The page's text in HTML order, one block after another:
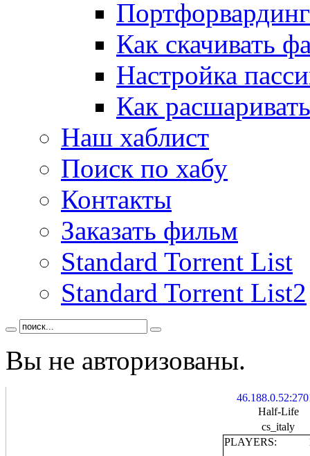
Портфорвардинг
Как скачивать
Настройка
Как
Наш хаблист
Поиск по хабу
Контакты
Заказать фильм
Standard Torrent List
Standard Torrent List2
Вы не авторизованы.
Half-Life
cs_italy
PLAYERS: